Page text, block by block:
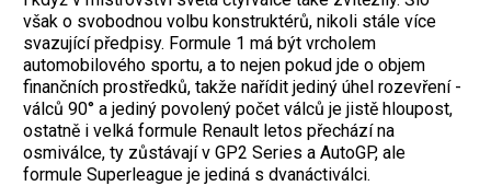
však o svobodnou volbu konstruk­térů, nikoli stále více
svazující předpisy. Formule 1 má být ­vrcholem
automobilového sportu, a to nejen pokud jde o objem
finančních prostředků, takže ­nařídit jediný úhel rozevření ­
válců 90° a jediný povolený počet válců je jistě hloupost,
ostatně i velká formule Renault letos přechází na
osmiválce, ty zů­stávají v GP2 Series a AutoGP, ale
formule Superleague je jediná s dvanáctiválci.